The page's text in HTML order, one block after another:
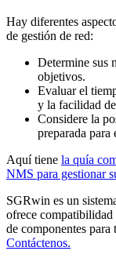
Hay diferentes
de gestión de red:
Determine sus
objetivos.
Evaluar el
y la facilidad
Considere la
preparada para
Aquí tiene la quía
NMS para gestionar
SGRwin es un
ofrece compatibilidad
de componentes para
Contáctenos.